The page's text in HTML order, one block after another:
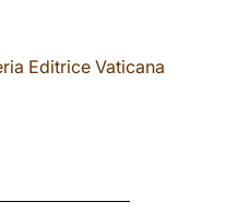
Editrice Vaticana